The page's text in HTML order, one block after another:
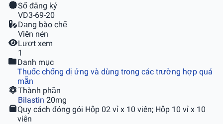
Số đăng ký
VD3-69-20
Dạng bào chế
Viên nén
Lượt xem
1
Danh mục
Thuốc chống dị ứng và dùng trong các trường hợp quá
mẫn
Thành phần
Bilastin 20mg
Quy cách đóng gói Hộp 02 vỉ x 10 viên; Hộp 10 vỉ x 10
viên